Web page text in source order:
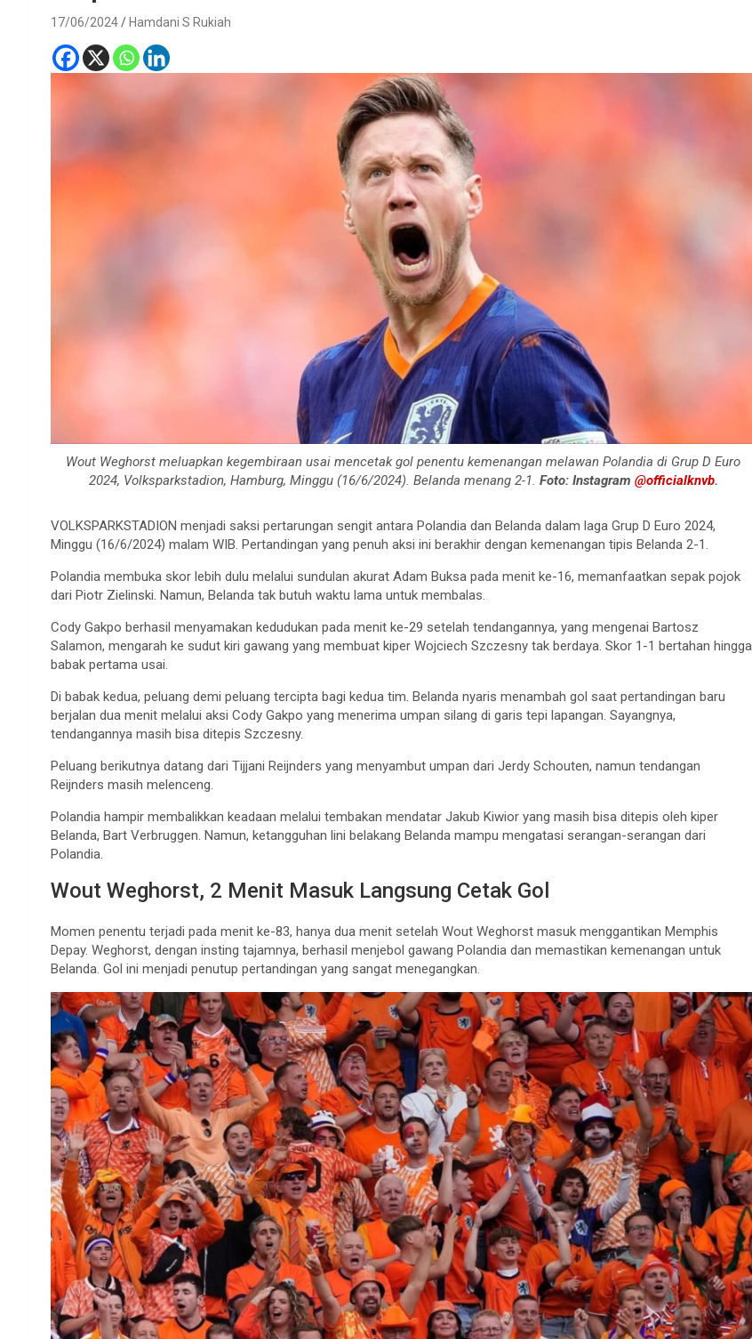
17/06/2024 Hamdani S Rukiah
Wout Weghorst meluapkan kegembiraan usai mencetak gol penentu kemenangan melawan Polandia di Grup D Euro
2024, Volksparkstadion, Hamburg, Minggu (16/6/2024). Belanda menang 2-1. Foto: Instagram @officialknvb.
VOLKSPARKSTADION menjadi saksi pertarungan sengit antara Polandia dan Belanda dalam laga Grup D Euro 2024,
Minggu (16/6/2024) malam WIB. Pertandingan yang penuh aksi ini berakhir dengan kemenangan tipis Belanda 2-1.
Polandia membuka skor lebih dulu melalui sundulan akurat Adam Buksa pada menit ke-16, memanfaatkan sepak pojok
dari Piotr Zielinski. Namun, Belanda tak butuh waktu lama untuk membalas.
Cody Gakpo berhasil menyamakan kedudukan pada menit ke-29 setelah tendangannya, yang mengenai Bartosz
Salamon, mengarah ke sudut kiri gawang yang membuat kiper Wojciech Szczesny tak berdaya. Skor 1-1 bertahan hingga
babak pertama usai.
Di babak kedua, peluang demi peluang tercipta bagi kedua tim. Belanda nyaris menambah gol saat pertandingan baru
berjalan dua menit melalui aksi Cody Gakpo yang menerima umpan silang di garis tepi lapangan. Sayangnya,
tendangannya masih bisa ditepis Szczesny.
Peluang berikutnya datang dari Tijjani Reijnders yang menyambut umpan dari Jerdy Schouten, namun tendangan
Reijnders masih melenceng.
Polandia hampir membalikkan keadaan melalui tembakan mendatar Jakub Kiwior yang masih bisa ditepis oleh kiper
Belanda, Bart Verbruggen. Namun, ketangguhan lini belakang Belanda mampu mengatasi serangan-serangan dari
Polandia.
Wout Weghorst, 2 Menit Masuk Langsung Cetak Gol
Momen penentu terjadi pada menit ke-83, hanya dua menit setelah Wout Weghorst masuk menggantikan Memphis
Depay. Weghorst, dengan insting tajamnya, berhasil menjebol gawang Polandia dan memastikan kemenangan untuk
Belanda. Gol ini menjadi penutup pertandingan yang sangat menegangkan.